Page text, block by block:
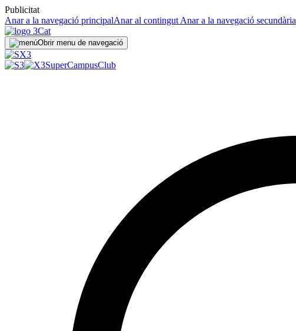
Publicitat
Anar a la navegació principalAnar al contingut Anar a la navegació secundària
Obrir menu de navegació
SuperCampusClub